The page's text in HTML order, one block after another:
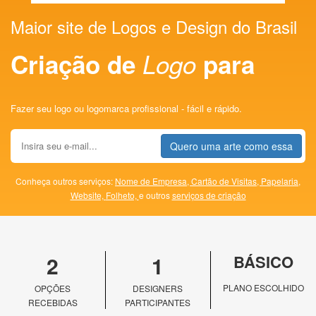
Maior site de Logos e Design do Brasil
Criação de Logo para
Fazer seu logo ou logomarca profissional - fácil e rápido.
Quero uma arte como essa
Conheça outros serviços: Nome de Empresa, Cartão de Visitas, Papelaria,
Website, Folheto, e outrosserviços de criação
2
OPÇÕES
RECEBIDAS
1
DESIGNERS
PARTICIPANTES
BÁSICO
PLANO ESCOLHIDO